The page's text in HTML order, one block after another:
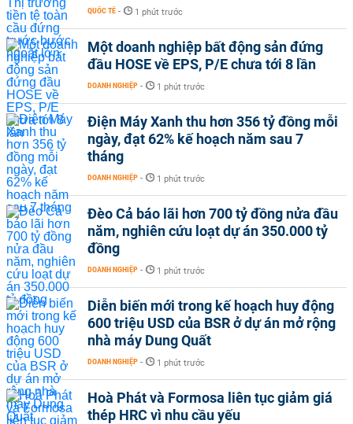
QUỐC TẾ - 1 phút trước
Một doanh nghiệp bất động sản đứng
đầu HOSE về EPS, P/E chưa tới 8 lần
DOANH NGHIỆP - 1 phút trước
Điện Máy Xanh thu hơn 356 tỷ đồng mỗi
ngày, đạt 62% kế hoạch năm sau 7
tháng
DOANH NGHIỆP - 1 phút trước
Đèo Cả báo lãi hơn 700 tỷ đồng nửa đầu
năm, nghiên cứu loạt dự án 350.000 tỷ
đồng
DOANH NGHIỆP - 1 phút trước
Diễn biến mới trong kế hoạch huy động
600 triệu USD của BSR ở dự án mở rộng
nhà máy Dung Quất
DOANH NGHIỆP - 1 phút trước
Hoà Phát và Formosa liên tục giảm giá
thép HRC vì nhu cầu yếu